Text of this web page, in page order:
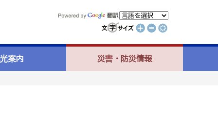
案内 災害・防災情報